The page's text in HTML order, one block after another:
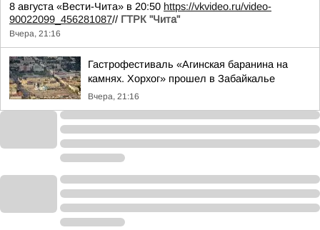
8 августа «Вести-Чита» в 20:50 https://vkvideo.ru/video-
90022099_456281087// ГТРК "Чита"
Вчера, 21:16
Гастрофестиваль «Агинская баранина на
камнях. Хорхог» прошел в Забайкалье
Вчера, 21:16